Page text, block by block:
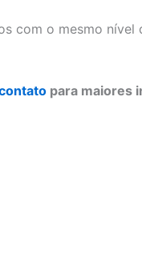
com o mesmo
para maiores